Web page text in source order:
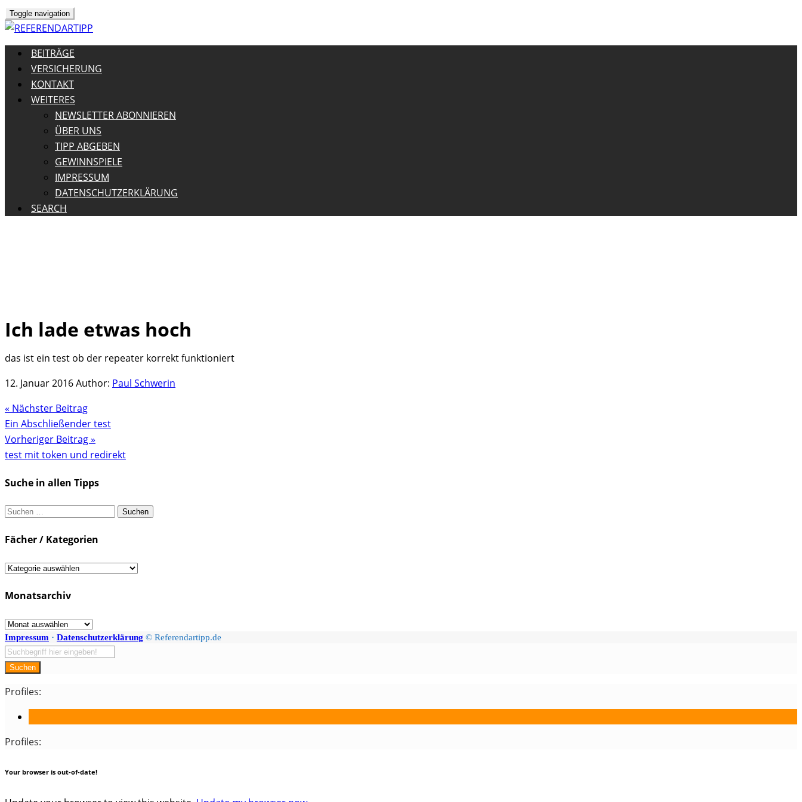
Toggle navigation
BEITRÄGE
VERSICHERUNG
KONTAKT
WEITERES
NEWSLETTER ABONNIEREN
ÜBER UNS
TIPP ABGEBEN
GEWINNSPIELE
IMPRESSUM
DATENSCHUTZERKLÄRUNG
SEARCH
Skip
content
Ich lade etwas hoch
das ist ein test ob der repeater korrekt funktioniert
12. Januar 2016Author: Paul Schwerin
« Nächster Beitrag
Ein Abschließender test
Vorheriger Beitrag »
test mit token und redirekt
Suche in allen Tipps
Suchen
Fächer / Kategorien
Fächer
Kategorien
Monatsarchiv
Monatsarchiv
Impressum · Datenschutzerklärung © Referendartipp.de
Suchen
Profiles:
Profiles:
Your browser is out-of-date!